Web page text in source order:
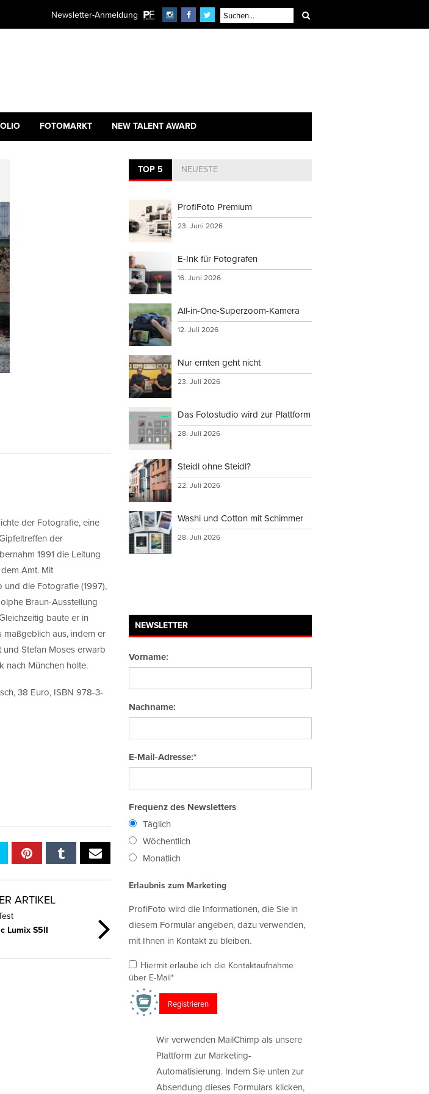
Newsletter-Anmeldung
FOTOMARKT NEW TALENT AWARD
der Fotografie, eine
der
1991 die Leitung
Amt. Mit
und die Fotografie (1997),
Braun-Ausstellung
baute er in
aus, indem er
Stefan Moses erwarb
nach München holte.
38 Euro, ISBN 978-3-
ARTIKEL
Lumix S5II
TOP 5 NEUESTE
ProfiFoto Premium
23. Juni 2026
E-Ink für Fotografen
16. Juni 2026
All-in-One-Superzoom-Kamera
12. Juli 2026
Nur ernten geht nicht
23. Juli 2026
Das Fotostudio wird zur Plattform
28. Juli 2026
Steidl ohne Steidl?
22. Juli 2026
Washi und Cotton mit Schimmer
28. Juli 2026
NEWSLETTER
Vorname:
Nachname:
E-Mail-Adresse:*
Frequenz des Newsletters
Täglich
Wöchentlich
Monatlich
Erlaubnis zum Marketing
ProfiFoto wird die Informationen, die Sie in
diesem Formular angeben, dazu verwenden,
mit Ihnen in Kontakt zu bleiben.
Hiermit erlaube ich die Kontaktaufnahme
über E-Mail*
Wir verwenden MailChimp als unsere
Plattform zur Marketing-
Automatisierung. Indem Sie unten zur
Absendung dieses Formulars klicken,